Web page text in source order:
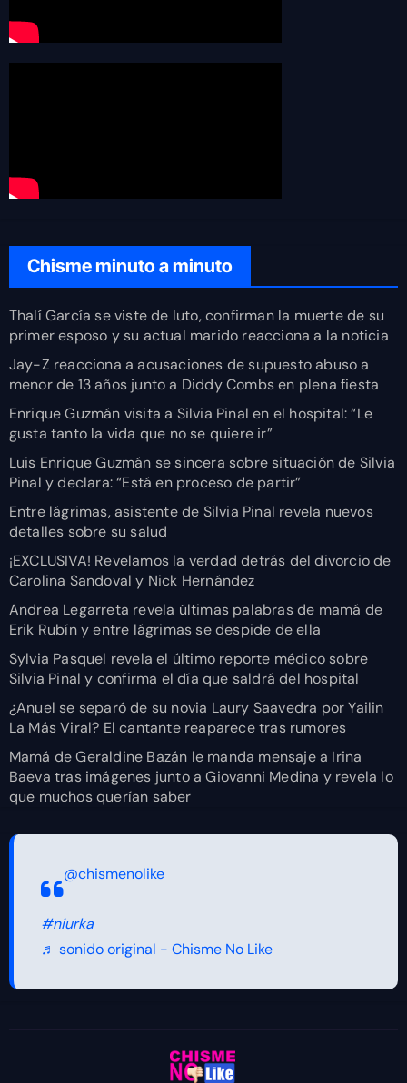
Chisme minuto a minuto
Thalí García se viste de luto, confirman la muerte de su
primer esposo y su actual marido reacciona a la noticia
Jay-Z reacciona a acusaciones de supuesto abuso a
menor de 13 años junto a Diddy Combs en plena fiesta
Enrique Guzmán visita a Silvia Pinal en el hospital: “Le
gusta tanto la vida que no se quiere ir”
Luis Enrique Guzmán se sincera sobre situación de Silvia
Pinal y declara: “Está en proceso de partir”
Entre lágrimas, asistente de Silvia Pinal revela nuevos
detalles sobre su salud
¡EXCLUSIVA! Revelamos la verdad detrás del divorcio de
Carolina Sandoval y Nick Hernández
Andrea Legarreta revela últimas palabras de mamá de
Erik Rubín y entre lágrimas se despide de ella
Sylvia Pasquel revela el último reporte médico sobre
Silvia Pinal y confirma el día que saldrá del hospital
¿Anuel se separó de su novia Laury Saavedra por Yailin
La Más Viral? El cantante reaparece tras rumores
Mamá de Geraldine Bazán le manda mensaje a Irina
Baeva tras imágenes junto a Giovanni Medina y revela lo
que muchos querían saber
@chismenolike
#niurka
♬ sonido original - Chisme No Like